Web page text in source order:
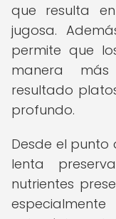
que resulta
jugosa.
permite que
manera
resultado
profundo.
Desde el punto
lenta
nutrientes